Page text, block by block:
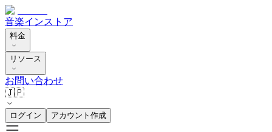
音楽インストア
料金
リソース
お問い合わせ
🇯🇵
ログイン アカウント作成